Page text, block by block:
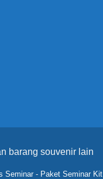
barang souvenir lain
Seminar - Paket Seminar Kit